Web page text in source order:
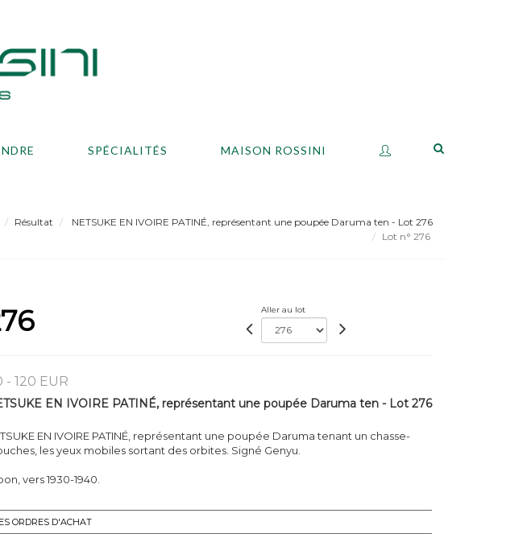
SPÉCIALITÉS MAISON ROSSINI
Résultat
NETSUKE EN IVOIRE PATINÉ, représentant une poupée Daruma ten - Lot 276
Lot n° 276
Aller au lot
- 120 EUR
EN IVOIRE PATINÉ, représentant une poupée Daruma ten - Lot 276
EN IVOIRE PATINÉ, représentant une poupée Daruma tenant un chasse-
les yeux mobiles sortant des orbites. Signé Genyu.
vers 1930-1940.
ORDRES D'ACHAT